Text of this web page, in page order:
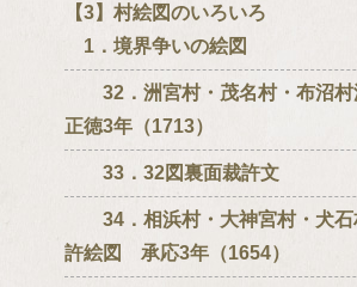
【3】村絵図のいろいろ
1．境界争いの絵図
32．洲宮村・茂名村・布沼
正徳3年（1713）
33．32図裏面裁許文
34．相浜村・大神宮村・犬石
許絵図 承応3年（1654）